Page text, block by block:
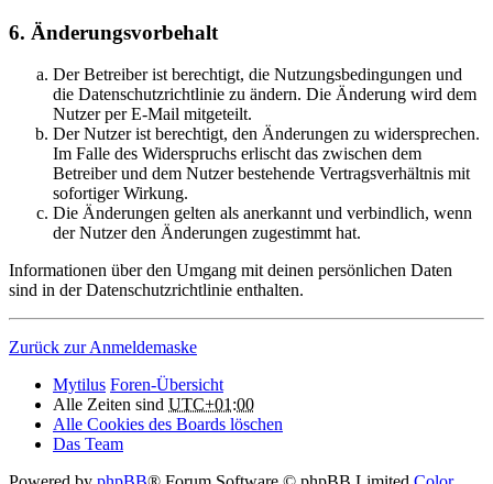
6. Änderungsvorbehalt
Der Betreiber ist berechtigt, die Nutzungsbedingungen und
die Datenschutzrichtlinie zu ändern. Die Änderung wird dem
Nutzer per E-Mail mitgeteilt.
Der Nutzer ist berechtigt, den Änderungen zu widersprechen.
Im Falle des Widerspruchs erlischt das zwischen dem
Betreiber und dem Nutzer bestehende Vertragsverhältnis mit
sofortiger Wirkung.
Die Änderungen gelten als anerkannt und verbindlich, wenn
der Nutzer den Änderungen zugestimmt hat.
Informationen über den Umgang mit deinen persönlichen Daten
sind in der Datenschutzrichtlinie enthalten.
Zurück zur Anmeldemaske
Mytilus Foren-Übersicht
Alle Zeiten sind UTC+01:00
Alle Cookies des Boards löschen
Das Team